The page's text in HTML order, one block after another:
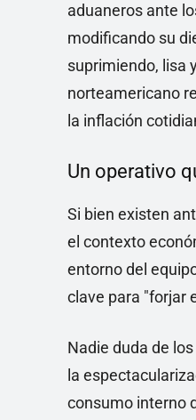
aduaneros ante
modificando su
suprimiendo, lisa
norteamericano
la inflación
Un operativo
Si bien existen
el contexto
entorno del
clave para "forjar
Nadie duda de
la
consumo interno